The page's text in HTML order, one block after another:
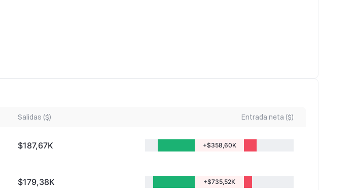
Salidas ($) Entrada neta ($)
$187,67K +$358,60K
$179,38K +$735,52K